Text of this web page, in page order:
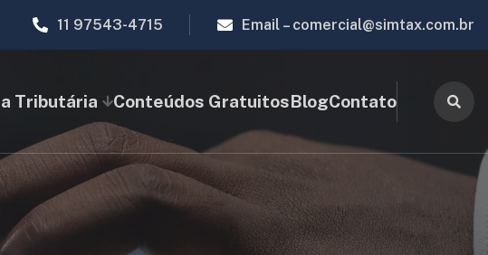
11 97543-4715 Email – comercial@simtax.com.br
Tributária Conteúdos GratuitosBlogContato